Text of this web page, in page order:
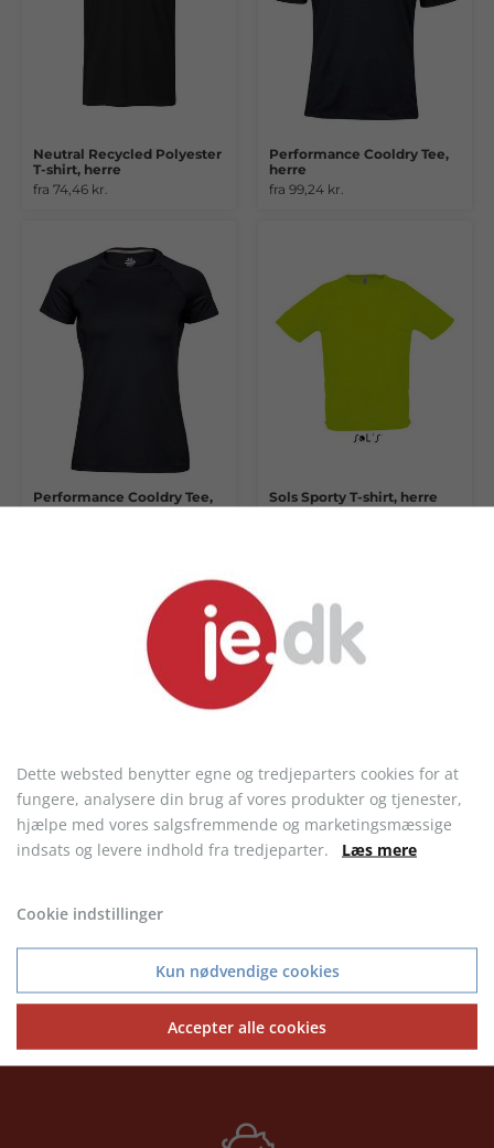
Neutral Recycled Polyester
T-shirt, herre
fra 74,46 kr.
Performance Cooldry Tee,
herre
fra 99,24 kr.
Performance Cooldry Tee,
dame
Sols Sporty T-shirt, herre
Sols Sporty T-shirt, dame
KONTAKT KUNDESERVICE
Telefon: 9717 5599
Dette websted benytter egne og tredjeparters cookies for at
fungere, analysere din brug af vores produkter og tjenester,
hjælpe med vores salgsfremmende og marketingsmæssige
indsats og levere indhold fra tredjeparter. Læs mere
Cookie indstillinger
Kun nødvendige cookies
Accepter alle cookies